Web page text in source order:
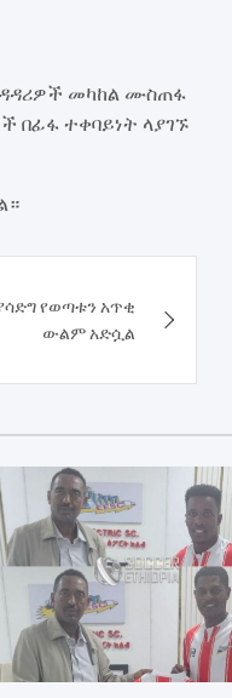
መካከል ሙስጠፋ
በፊፋ ተቀባይነት ላያገኙ
የወጣቱን አጥቂ
ውልም አድሷል